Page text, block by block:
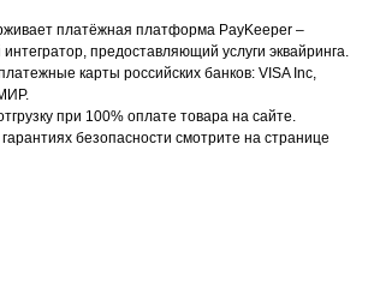
платёжная платформа PayKeeper –
предоставляющий услуги эквайринга.
карты российских банков: VISA Inc,
при 100% оплате товара на сайте.
безопасности смотрите на странице